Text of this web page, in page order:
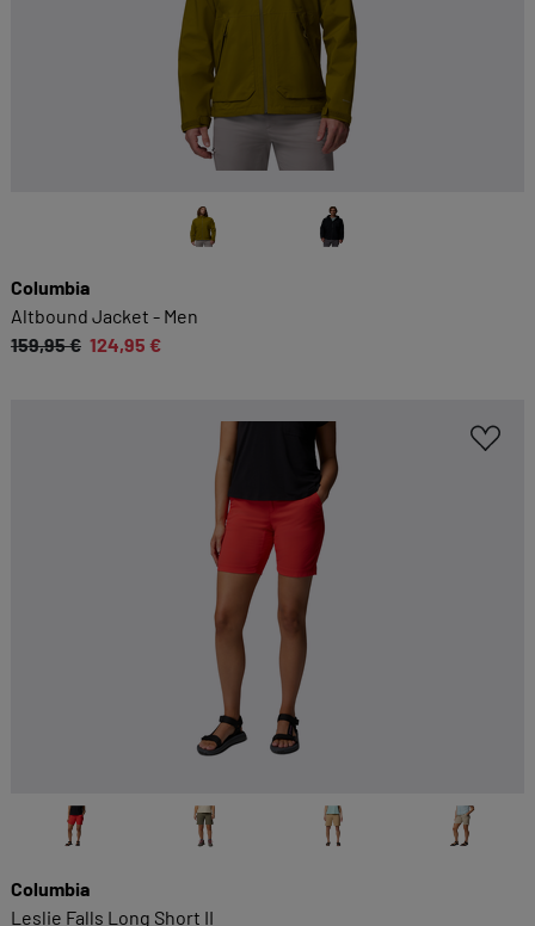
Columbia
Altbound Jacket - Men
159,95 € 124,95 €
Columbia
Leslie Falls Long Short II